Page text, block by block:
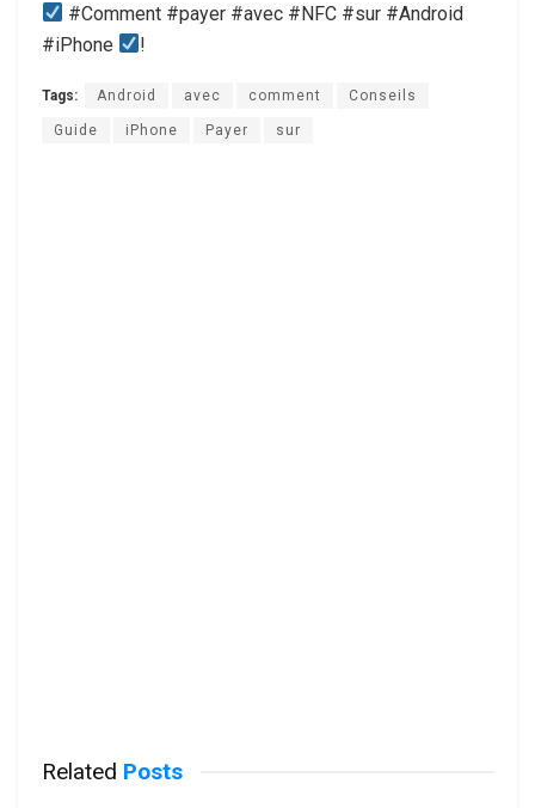
#Comment #payer #avec #NFC #sur #Android
#iPhone
!
Tags: Android avec comment Conseils
Guide iPhone Payer sur
Related Posts